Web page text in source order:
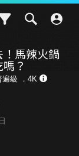
馬辣火鍋
？
遍級 ．4K